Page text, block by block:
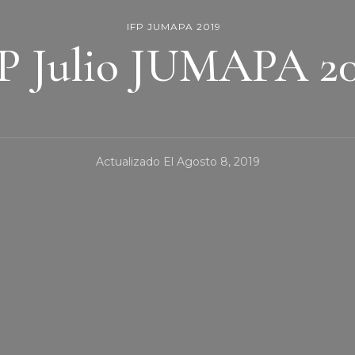
IFP JUMAPA 2019
Julio JUMAPA
Actualizado El Agosto 8, 2019